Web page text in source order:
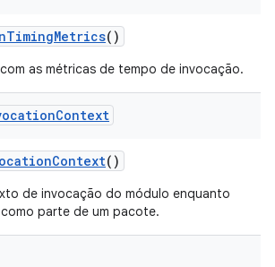
TimingMetrics()
as métricas de tempo de invocação.
Context
Context()
de invocação do módulo enquanto
parte de um pacote.